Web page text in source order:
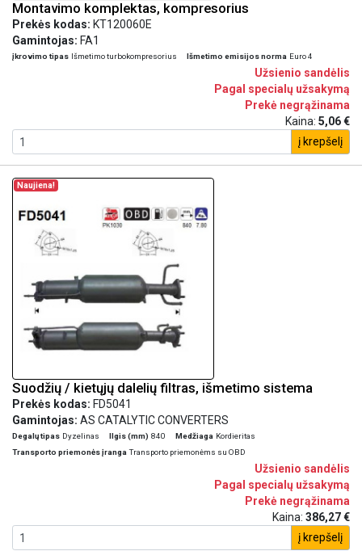
Montavimo komplektas, kompresorius
Prekės kodas: KT120060E
Gamintojas: FA1
įkrovimo tipas Išmetimo turbokompresorius Išmetimo emisijos norma Euro 4
Užsienio sandėlis
Pagal specialų užsakymą
Prekė negrąžinama
Kaina: 5,06 €
į krepšelį
Naujiena!
Suodžių / kietųjų dalelių filtras, išmetimo sistema
Prekės kodas: FD5041
Gamintojas: AS CATALYTIC CONVERTERS
Degalų tipas Dyzelinas Ilgis (mm) 840 Medžiaga Kordieritas
Transporto priemonės įranga Transporto priemonėms su OBD
Užsienio sandėlis
Pagal specialų užsakymą
Prekė negrąžinama
Kaina: 386,27 €
į krepšelį